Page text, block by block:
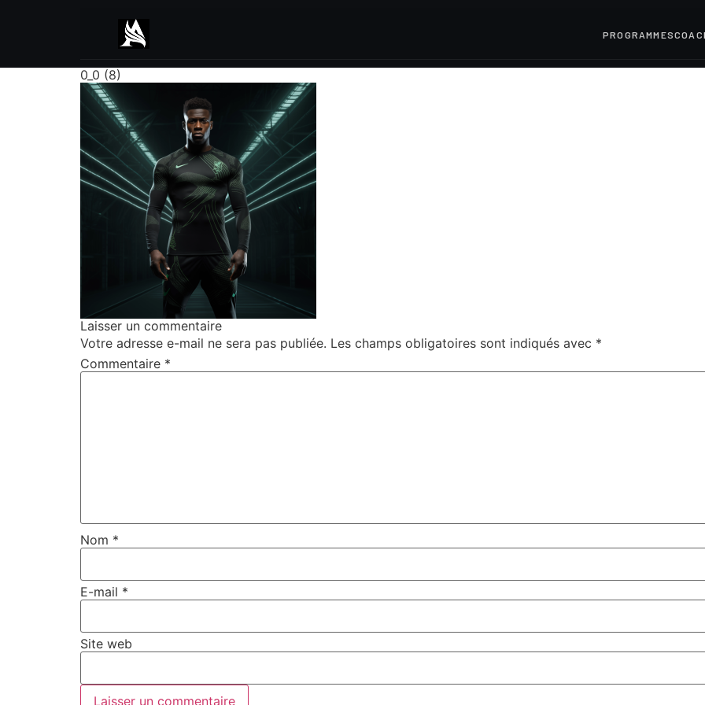
PROGRAMMES
0_0 (8)
Laisser un commentaire
Votre adresse e-mail ne sera pas publiée. Les champs obligatoires sont indiqués avec *
Commentaire *
Nom *
E-mail *
Site web